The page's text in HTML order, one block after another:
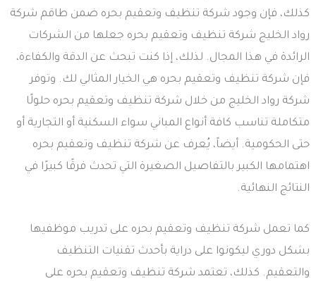
كذلك، فإن وجود شركة تنظيف وتعقيم بحره ضمن طاقم شركة
رواد الخليج شركة تنظيف وتعقيم بحره جعلها من الشركات
الرائدة في هذا المجال. لذلك، إذا كنت تبحث عن الدقة والكفاءة،
فإن شركة تنظيف وتعقيم بحره هي الخيار المثالي لك. وتوفر
شركة رواد الخليج من خلال شركة تنظيف وتعقيم بحره حلولًا
متكاملة تناسب كافة أنواع المباني سواء السكنية أو التجارية أو
حتى الحكومية. أيضاً، يُعرف عن شركة تنظيف وتعقيم بحره
اهتمامها الكبير بالتفاصيل الصغيرة التي تحدث فرقًا كبيرًا في
النتائج النهائية.
كما تعمل شركة تنظيف وتعقيم بحره على تدريب موظفيها
بشكل دوري ليكونوا على دراية بأحدث تقنيات التنظيف
والتعقيم. كذلك، تعتمد شركة تنظيف وتعقيم بحره على